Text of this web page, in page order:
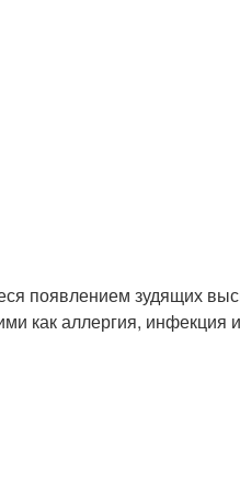
появлением зудящих
как аллергия, инфекция